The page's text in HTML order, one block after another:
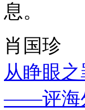
息。
肖国珍
从睁眼
——评海